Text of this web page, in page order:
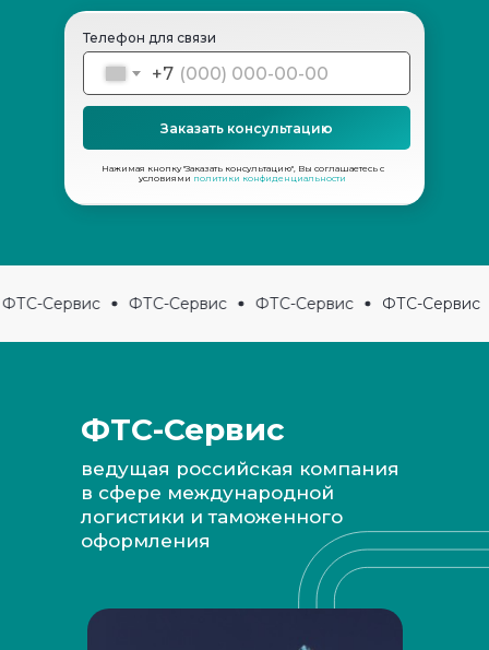
Нажимая кнопку "Заказать консультацию", Вы соглашаетесь с
условиями политики конфиденциальности
Телефон для связи
+7
Заказать консультацию
Сервис ФТС-Сервис ФТС-Сервис ФТС-Сервис
ведущая российская компания
в сфере международной
логистики и таможенного
оформления
ФТС-Сервис
Наши преимущества для вас: